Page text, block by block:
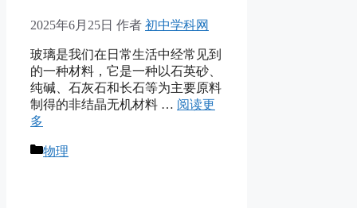
2025年6月25日 作者 初中学科网
玻璃是我们在日常生活中经常见到
的一种材料，它是一种以石英砂、
纯碱、石灰石和长石等为主要原料
制得的非结晶无机材料 … 阅读更
多
分
物理